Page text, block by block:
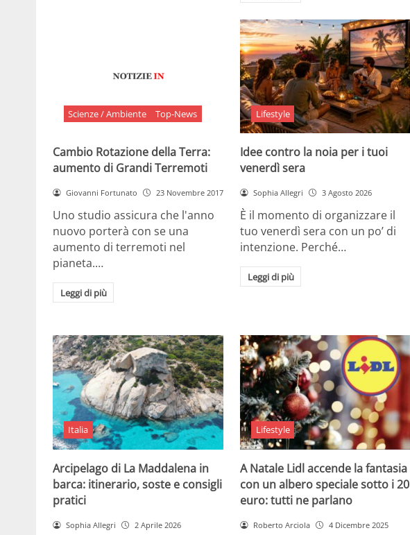
Scienze / Ambiente Top-News
Cambio Rotazione della Terra:
aumento di Grandi Terremoti
Giovanni Fortunato 23 Novembre 2017
Uno studio assicura che l'anno
nuovo porterà con se una
aumento di terremoti nel
pianeta.…
Leggi di più
Lifestyle
Idee contro la noia per i tuoi
venerdì sera
Sophia Allegri 3 Agosto 2026
È il momento di organizzare il
tuo venerdì sera con un po’ di
intenzione. Perché…
Leggi di più
Italia
Arcipelago di La Maddalena in
barca: itinerario, soste e consigli
pratici
Sophia Allegri 2 Aprile 2026
Lifestyle
A Natale Lidl accende la fantasia
con un albero speciale sotto i 20
euro: tutti ne parlano
Roberto Arciola 4 Dicembre 2025